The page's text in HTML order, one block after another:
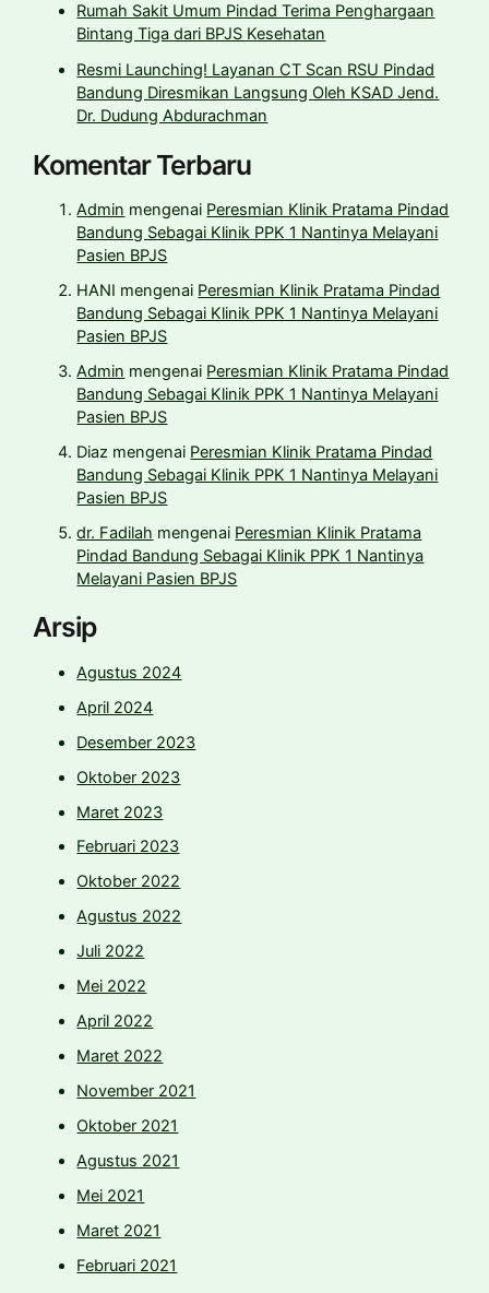
Rumah Sakit Umum Pindad Terima Penghargaan
Bintang Tiga dari BPJS Kesehatan
Resmi Launching! Layanan CT Scan RSU Pindad
Bandung Diresmikan Langsung Oleh KSAD Jend.
Dr. Dudung Abdurachman
Komentar Terbaru
Admin mengenai Peresmian Klinik Pratama Pindad
Bandung Sebagai Klinik PPK 1 Nantinya Melayani
Pasien BPJS
HANI mengenai Peresmian Klinik Pratama Pindad
Bandung Sebagai Klinik PPK 1 Nantinya Melayani
Pasien BPJS
Admin mengenai Peresmian Klinik Pratama Pindad
Bandung Sebagai Klinik PPK 1 Nantinya Melayani
Pasien BPJS
Diaz mengenai Peresmian Klinik Pratama Pindad
Bandung Sebagai Klinik PPK 1 Nantinya Melayani
Pasien BPJS
dr. Fadilah mengenai Peresmian Klinik Pratama
Pindad Bandung Sebagai Klinik PPK 1 Nantinya
Melayani Pasien BPJS
Arsip
Agustus 2024
April 2024
Desember 2023
Oktober 2023
Maret 2023
Februari 2023
Oktober 2022
Agustus 2022
Juli 2022
Mei 2022
April 2022
Maret 2022
November 2021
Oktober 2021
Agustus 2021
Mei 2021
Maret 2021
Februari 2021